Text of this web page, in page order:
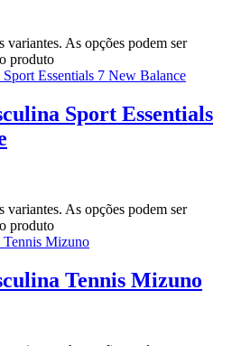
variantes. As opções podem ser
produto
Sport Essentials
variantes. As opções podem ser
produto
Tennis Mizuno